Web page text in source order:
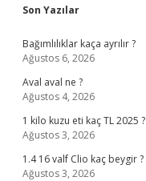
Sidebar
Son Yazılar
Bağımlılıklar kaça ayrılır ?
Ağustos 6, 2026
Aval aval ne ?
Ağustos 4, 2026
1 kilo kuzu eti kaç TL 2025 ?
Ağustos 3, 2026
1.4 16 valf Clio kaç beygir ?
Ağustos 3, 2026